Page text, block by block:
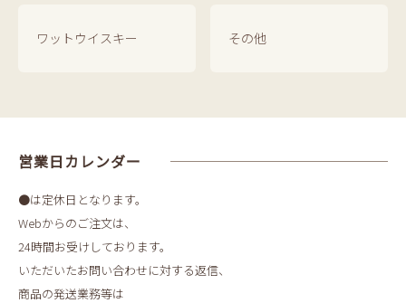
ワットウイスキー その他
営業日カレンダー
●は定休日となります。
Webからのご注文は、
24時間お受けしております。
いただいたお問い合わせに対する返信、
商品の発送業務等は